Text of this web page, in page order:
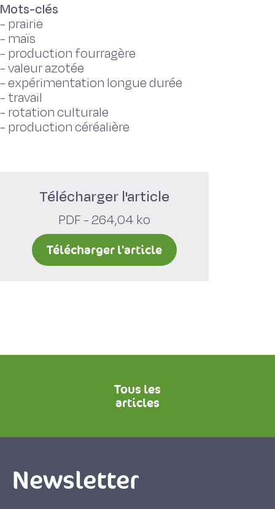
Mots-clés
- prairie
- maïs
- production fourragère
-valeur azotée
-expérimentation longue durée
- travail
- rotation culturale
- production céréalière
Télécharger l'article
PDF - 264,04 ko
Télécharger l'article
Tous les
articles
Newsletter